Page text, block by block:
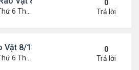
Tháng 8 20, 2021 2:08 pm
0
Trả lời
Vặt 8/13/21- 8/20/21
Tháng 8 13, 2021 11:35 am
0
Trả lời